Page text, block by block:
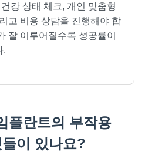
강 상태 체크, 개인 맞춤형
고 비용 상담을 진행해야 합
잘 이루어질수록 성공률이
.
플란트의 부작용
이 있나요?